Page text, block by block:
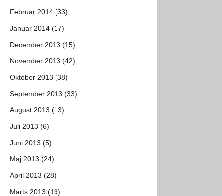
Februar 2014 (33)
Januar 2014 (17)
December 2013 (15)
November 2013 (42)
Oktober 2013 (38)
September 2013 (33)
August 2013 (13)
Juli 2013 (6)
Juni 2013 (5)
Maj 2013 (24)
April 2013 (28)
Marts 2013 (19)